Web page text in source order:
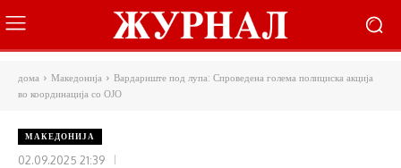
дома Македонија
Вардариште под лупа: Спроведена голема полициска акција
во координација со ОЈО
МАКЕДОНИЈА
02.09.2025 21:39